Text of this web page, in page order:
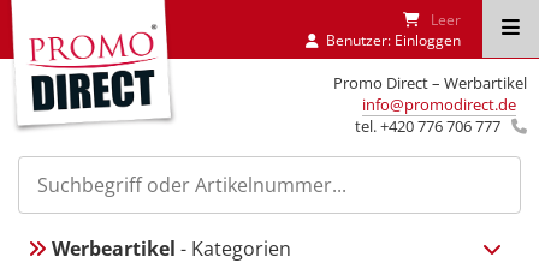
Promo Direct – Werbartikel
info@promodirect.de
tel. +420 776 706 777
Leer
Benutzer: Einloggen
Werbeartikel - Kategorien